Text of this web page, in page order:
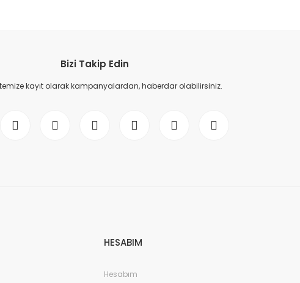
Bizi Takip Edin
kayıt olarak kampanyalardan, haberdar olabilirsiniz.
HESABIM
Hesabım